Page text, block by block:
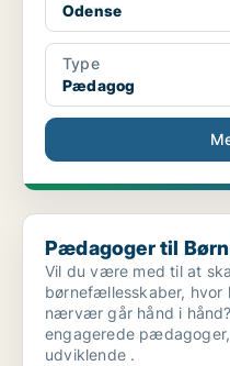
Odense
Type
Pædagog
Pædagoger til Børnehuset
Pædagoger til
Vil du være med til at
børnefællesskaber,
nærvær går hånd i
engagerede
udviklende .